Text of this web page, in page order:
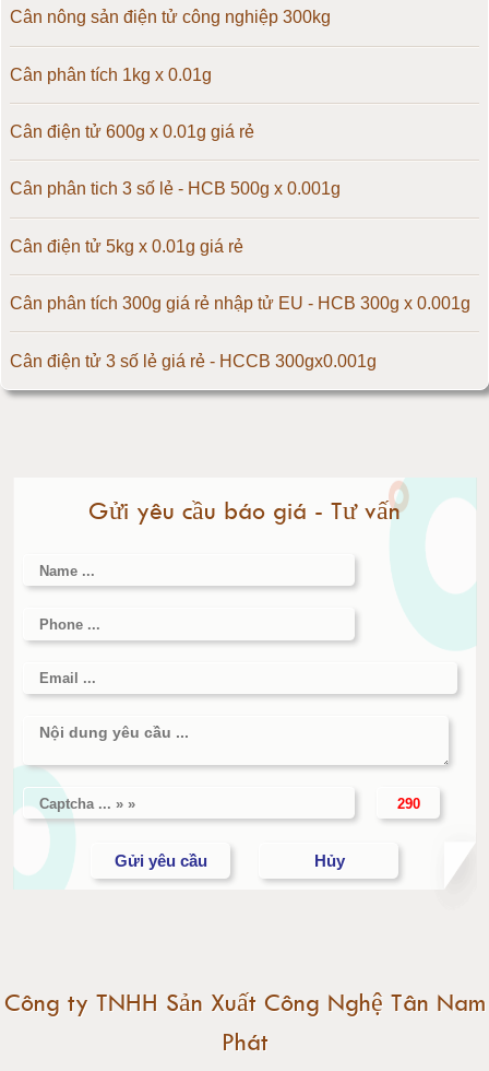
Cân điện tử 50kg
Cân điện tử 60kg
Cân điện tử 100kg
Cân điện tử 150kg
Cân điện tử 200kg
Cân điện tử 300kg
Cân điện tử 500kg
Cân điện tử 3000kg
Cân điện tử 1 tấn
Cân điện tử 2 tấn
Cân điện tử 3 tấn
Cân điện tử 10 tấn
Cân điện tử 15 tấn
Cân nông sản điện tử công nghiệp 300kg
Cân phân tích 1kg x 0.01g
Cân điện tử 600g x 0.01g giá rẻ
Cân phân tich 3 số lẻ - HCB 500g x 0.001g
Cân điện tử 5kg x 0.01g giá rẻ
Cân phân tích 300g giá rẻ nhập tử EU - HCB 300g x 0.001g
Cân điện tử 3 số lẻ giá rẻ - HCCB 300gx0.001g
Gửi yêu cầu báo giá - Tư vấn
Công ty TNHH Sản Xuất Công Nghệ Tân Nam
Phát